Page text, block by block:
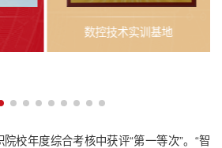
数控技术实训基地
校年度综合考核中获评“第一等次”。“智